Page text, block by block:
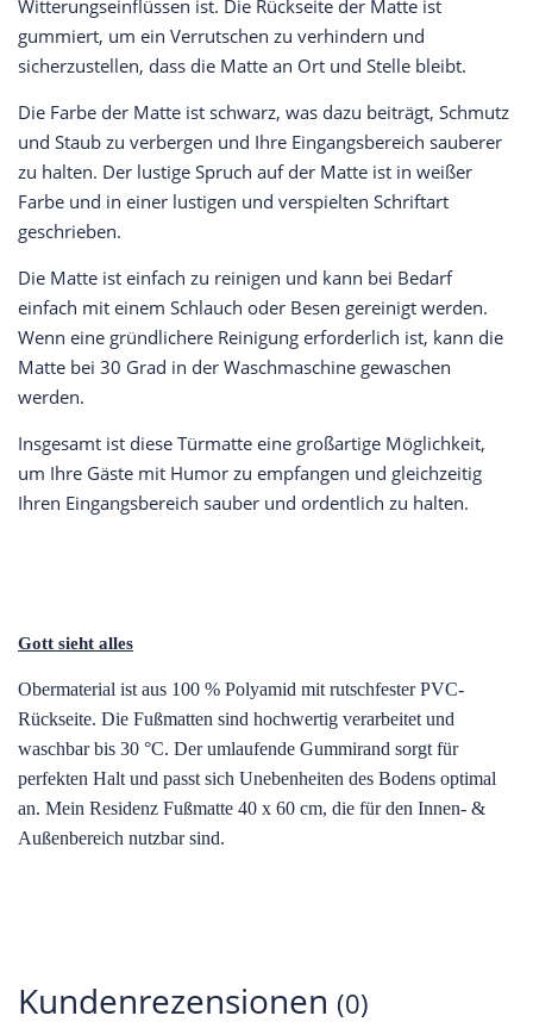
Witterungseinflüssen ist. Die Rückseite der Matte ist
gummiert, um ein Verrutschen zu verhindern und
sicherzustellen, dass die Matte an Ort und Stelle bleibt.
Die Farbe der Matte ist schwarz, was dazu beiträgt, Schmutz
und Staub zu verbergen und Ihre Eingangsbereich sauberer
zu halten. Der lustige Spruch auf der Matte ist in weißer
Farbe und in einer lustigen und verspielten Schriftart
geschrieben.
Die Matte ist einfach zu reinigen und kann bei Bedarf
einfach mit einem Schlauch oder Besen gereinigt werden.
Wenn eine gründlichere Reinigung erforderlich ist, kann die
Matte bei 30 Grad in der Waschmaschine gewaschen
werden.
Insgesamt ist diese Türmatte eine großartige Möglichkeit,
um Ihre Gäste mit Humor zu empfangen und gleichzeitig
Ihren Eingangsbereich sauber und ordentlich zu halten.
Gott sieht alles
Obermaterial ist aus 100 % Polyamid mit rutschfester PVC-
Rückseite. Die Fußmatten sind hochwertig verarbeitet und
waschbar bis 30 °C. Der umlaufende Gummirand sorgt für
perfekten Halt und passt sich Unebenheiten des Bodens optimal
an. Mein Residenz Fußmatte 40 x 60 cm, die für den Innen- &
Außenbereich nutzbar sind.
Kundenrezensionen (0)